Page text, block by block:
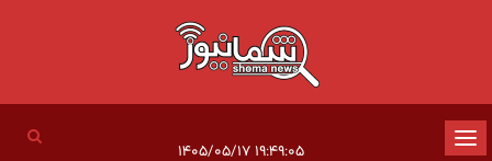
تغییر